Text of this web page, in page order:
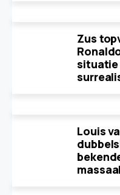
Zus
situatie
Louis